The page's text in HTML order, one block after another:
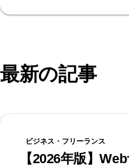
最新の記事
ビジネス・フリーランス
【2026年版】